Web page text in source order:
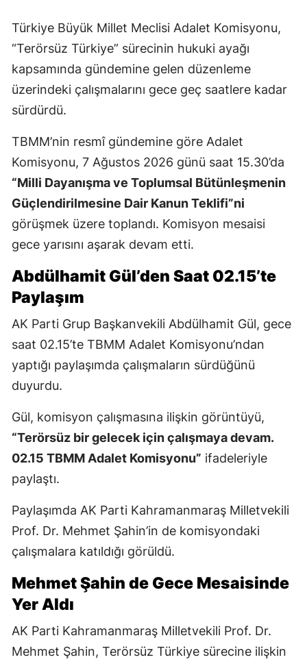
Türkiye Büyük Millet Meclisi Adalet Komisyonu,
“Terörsüz Türkiye” sürecinin hukuki ayağı
kapsamında gündemine gelen düzenleme
üzerindeki çalışmalarını gece geç saatlere kadar
sürdürdü.
TBMM’nin resmî gündemine göre Adalet
Komisyonu, 7 Ağustos 2026 günü saat 15.30’da
“Milli Dayanışma ve Toplumsal Bütünleşmenin
Güçlendirilmesine Dair Kanun Teklifi”ni
görüşmek üzere toplandı. Komisyon mesaisi
gece yarısını aşarak devam etti.
Abdülhamit Gül’den Saat 02.15’te
Paylaşım
AK Parti Grup Başkanvekili Abdülhamit Gül, gece
saat 02.15’te TBMM Adalet Komisyonu’ndan
yaptığı paylaşımda çalışmaların sürdüğünü
duyurdu.
Gül, komisyon çalışmasına ilişkin görüntüyü,
“Terörsüz bir gelecek için çalışmaya devam.
02.15 TBMM Adalet Komisyonu” ifadeleriyle
paylaştı.
Paylaşımda AK Parti Kahramanmaraş Milletvekili
Prof. Dr. Mehmet Şahin’in de komisyondaki
çalışmalara katıldığı görüldü.
Mehmet Şahin de Gece Mesaisinde
Yer Aldı
AK Parti Kahramanmaraş Milletvekili Prof. Dr.
Mehmet Şahin, Terörsüz Türkiye sürecine ilişkin